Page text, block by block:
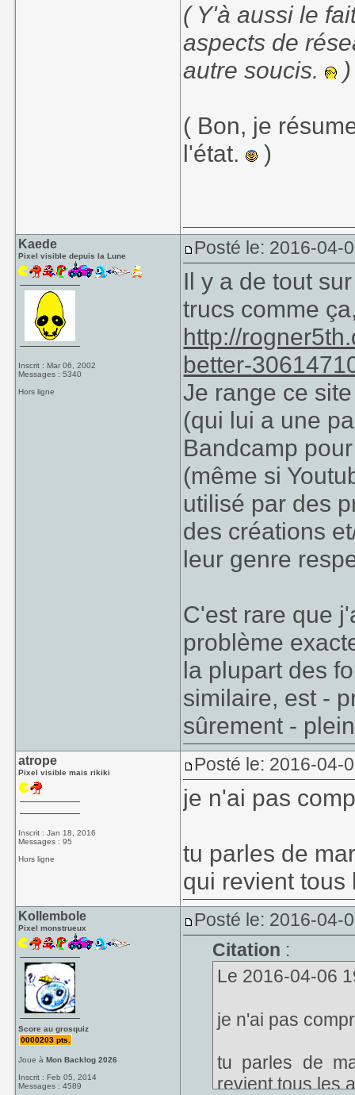
( Y'à aussi le
aspects de
autre soucis.
)
( Bon, je
l'état.
)
Kaede
Pixel visible depuis la Lune
Inscrit : Mar 06, 2002
Messages : 5340
Hors ligne
Posté le: 2016-04-
Il y a de tout
trucs comme
http://
better-
Je range ce
(qui lui a une
Bandcamp
(même si
utilisé par des
des créations
leur genre
C'est rare que
problème
la plupart des
similaire, est -
sûrement -
atrope
Pixel visible mais rikiki
Inscrit : Jan 18, 2016
Messages : 95
Hors ligne
Posté le: 2016-04-
je n'ai pas
tu parles de
qui revient tous
Kollembole
Pixel monstrueux
Score au grosquiz
0000203 pts.
Joue àMon Backlog 2026
Inscrit : Feb 05, 2014
Messages : 4589
Posté le: 2016-04-
Citation :
Le 2016-04-06
je n'ai pas
tu parles de
revient tous les